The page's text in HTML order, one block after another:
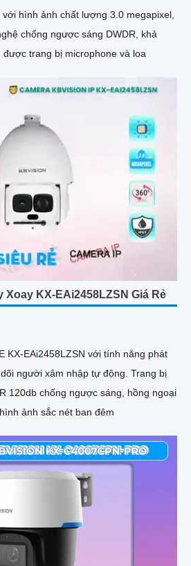
với hình ảnh chất lượng 3.0 megapixel,
chống ngược sáng DWDR, khả
được trang bị microphone và loa
Xoay KX-EAi2458LZSN Giá Rẻ
KX-EAi2458LZSN với tính năng phát
xâm nhập tự động. Trang bị
120db chống ngược sáng, hồng ngoại
ảnh sắc nét ban đêm